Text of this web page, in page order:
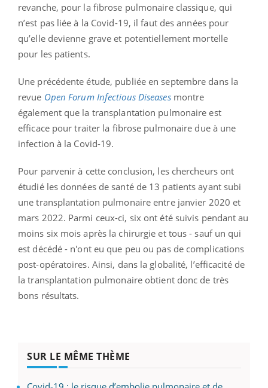
revanche, pour la fibrose pulmonaire classique, qui
n’est pas liée à la Covid-19, il faut des années pour
qu’elle devienne grave et potentiellement mortelle
pour les patients.
Une précédente étude, publiée en septembre dans la
revue Open Forum Infectious Diseasesmontre
également que la transplantation pulmonaire est
efficace pour traiter la fibrose pulmonaire due à une
infection à la Covid-19.
Pour parvenir à cette conclusion, les chercheurs ont
étudié les données de santé de 13 patients ayant subi
une transplantation pulmonaire entre janvier 2020 et
mars 2022. Parmi ceux-ci, six ont été suivis pendant au
moins six mois après la chirurgie et tous - sauf un qui
est décédé - n'ont eu que peu ou pas de complications
post-opératoires. Ainsi, dans la globalité, l’efficacité de
la transplantation pulmonaire obtient donc de très
bons résultats.
SUR LE MÊME THÈME